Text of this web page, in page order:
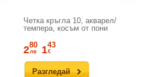
Четка кръгла 10, акварел/
темпера, косъм от пони
Разгледай
280
лв 143
€